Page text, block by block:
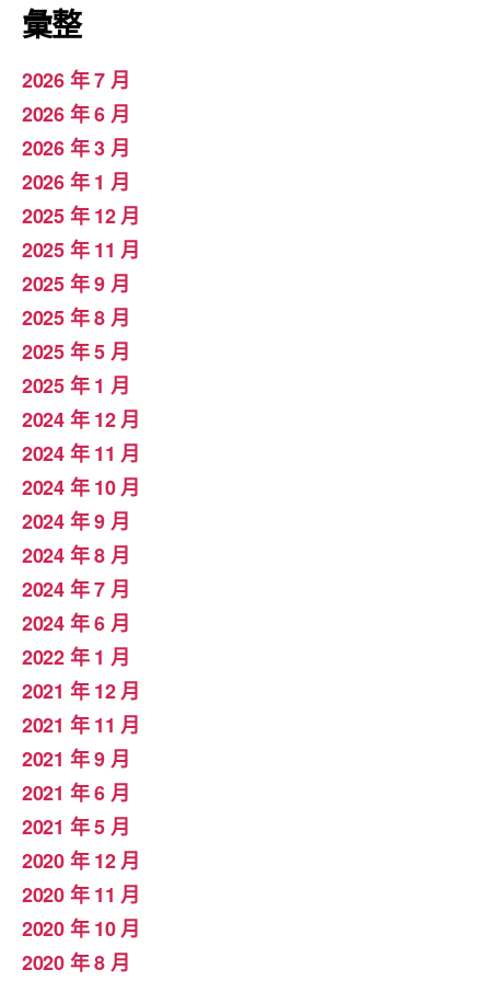
彙整
2026 年 7 月
2026 年 6 月
2026 年 3 月
2026 年 1 月
2025 年 12 月
2025 年 11 月
2025 年 9 月
2025 年 8 月
2025 年 5 月
2025 年 1 月
2024 年 12 月
2024 年 11 月
2024 年 10 月
2024 年 9 月
2024 年 8 月
2024 年 7 月
2024 年 6 月
2022 年 1 月
2021 年 12 月
2021 年 11 月
2021 年 9 月
2021 年 6 月
2021 年 5 月
2020 年 12 月
2020 年 11 月
2020 年 10 月
2020 年 8 月